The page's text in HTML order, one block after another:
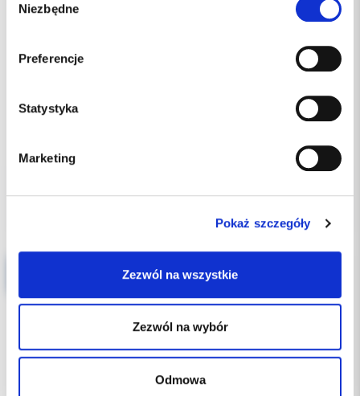
zgody
Niezbędne
Preferencje
Statystyka
Marketing
Pokaż szczegóły
Zezwól na wszystkie
Zezwól na wybór
Odmowa